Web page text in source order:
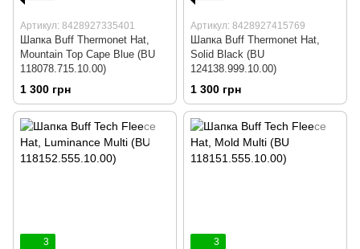
Артикул: 8428927335401
Шапка Buff Thermonet Hat,
Mountain Top Cape Blue (BU
118078.715.10.00)
1 300 грн
Артикул: 8428927415769
Шапка Buff Thermonet Hat,
Solid Black (BU
124138.999.10.00)
1 300 грн
3
3